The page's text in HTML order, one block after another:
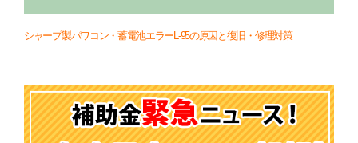
シャープ製パワコン・蓄電池エラーL-95の原因と復旧・修理対策